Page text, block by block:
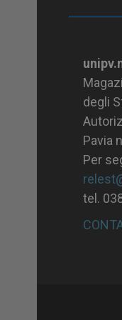
degli
Pavia
Per
tel.